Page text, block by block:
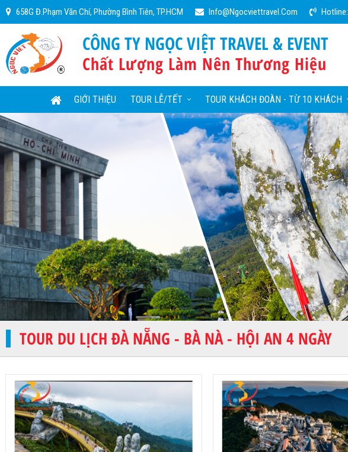
658G Đ.Phạm Văn Chí, Phường Bình Tiên, TP.HCM Info@ngocviettravel.com Hotline:
CÔNG TY NGỌC VIỆT TRAVEL & EVENT
Chất Lượng Làm Nên Thương Hiệu
GIỚI THIỆU TOUR LỄ/TẾT TOUR KHÁCH ĐOÀN - TỪ 10 KHÁCH
TOUR DU LỊCH ĐÀ NẴNG - BÀ NÀ - HỘI AN 4 NGÀY